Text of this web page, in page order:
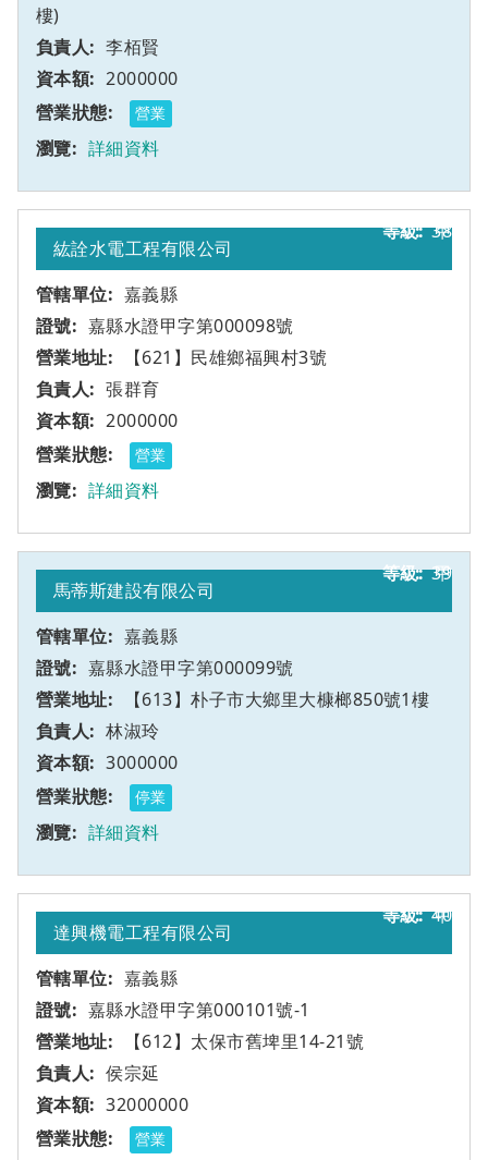
樓)
李栢賢
2000000
營業
詳細資料
38
紘詮水電工程有限公司
嘉義縣
嘉縣水證甲字第000098號
【621】民雄鄉福興村3號
甲
張群育
2000000
營業
詳細資料
39
馬蒂斯建設有限公司
嘉義縣
嘉縣水證甲字第000099號
【613】朴子市大鄉里大槺榔850號1樓
甲
林淑玲
3000000
停業
詳細資料
40
達興機電工程有限公司
嘉義縣
嘉縣水證甲字第000101號-1
【612】太保市舊埤里14-21號
甲
侯宗延
32000000
營業